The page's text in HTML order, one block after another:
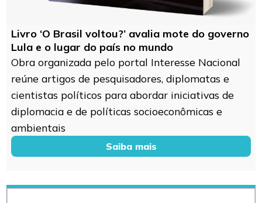
Livro ‘O Brasil voltou?’ avalia mote do governo
Lula e o lugar do país no mundo
Obra organizada pelo portal Interesse Nacional
reúne artigos de pesquisadores, diplomatas e
cientistas políticos para abordar iniciativas de
diplomacia e de políticas socioeconômicas e
ambientais
Saiba mais